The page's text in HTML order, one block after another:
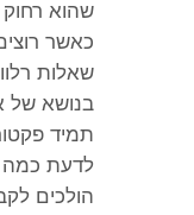
שהוא רחוק
כאשר
שאלות
בנושא של
תמיד
לדעת כמה
הולכים